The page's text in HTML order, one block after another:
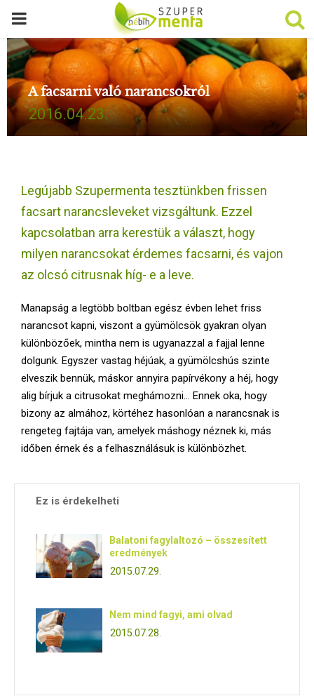
P
R
I
M
R
M
E
N
U
A facsarni való narancsokról
2016.04.23.
Legújabb Szupermenta tesztünkben frissen
facsart narancsleveket vizsgáltunk. Ezzel
kapcsolatban arra kerestük a választ, hogy
milyen narancsokat érdemes facsarni, és vajon
az olcsó citrusnak híg- e a leve.
Manapság a legtöbb boltban egész évben lehet friss
narancsot kapni, viszont a gyümölcsök gyakran olyan
különbözőek, mintha nem is ugyanazzal a fajjal lenne
dolgunk. Egyszer vastag héjúak, a gyümölcshús szinte
elveszik bennük, máskor annyira papírvékony a héj, hogy
alig bírjuk a citrusokat meghámozni… Ennek oka, hogy
bizony az almához, körtéhez hasonlóan a narancsnak is
rengeteg fajtája van, amelyek máshogy néznek ki, más
időben érnek és a felhasználásuk is különbözhet.
Ez is érdekelheti
Balatoni fagylaltozó – összesített
eredmények
2015.07.29.
Nem mind fagyi, ami olvad
2015.07.28.